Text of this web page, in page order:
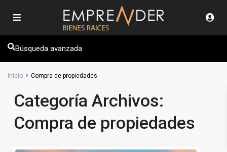
Búsqueda avanzada
Inicio Compra de propiedades
Categoría Archivos:
Compra de propiedades